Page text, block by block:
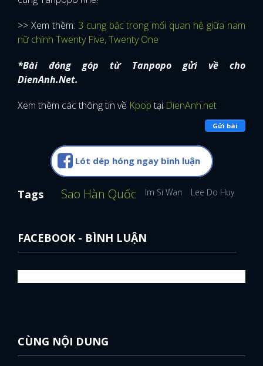
>> Xem thêm: 3 cung bậc trong mối quan hệ giữa nam
nữ chính Twenty Five, Twenty One
*Bài đóng góp từ Tanpopo gửi về cho
DienAnh.Net.
Xem thêm các thông tin về Kpop tại DienAnh.net
Gửi bài
Lót dép hóng ngay bình luận
Tags Sao Hàn Quốc Im Si Wan Lee Do Huyn
FACEBOOK - BÌNH LUẬN
CÙNG NỘI DUNG